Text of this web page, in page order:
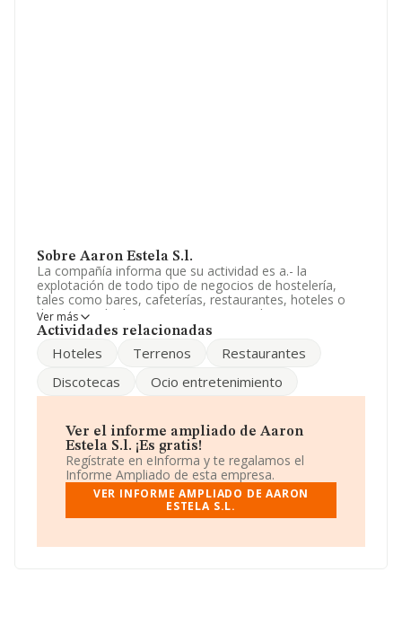
Sobre Aaron Estela S.l.
La compañía informa que su actividad es a.- la
explotación de todo tipo de negocios de hostelería,
tales como bares, cafeterías, restaurantes, hoteles o
discotecas. b.- la compra-venta, arrendamiento y
subarrendamiento de toda clase de terrenos, locales,
CNAE: 4621 - 'Comercio al por mayor de cereales,
La empresa no tiene actividad en mercados exteriores.
B54231048, está situada en Calle José Bernad Amoros
núm. 22 At, (03205), en el municipio de Elche, Alicante,
Comunidad Valenciana.
Con los datos a disposición de INFORMA sobre 12.199
empresas pertenecientes al sector, en el ámbito
nacional la facturación alcanza la cifra de 26.805
es de 2 millones de euros de ventas. Con el fin de
Ver más
Actividades relacionadas
Hoteles Terrenos
Restaurantes
Discotecas
Ocio entretenimiento
Ver el informe ampliado de Aaron
Estela S.l. ¡Es gratis!
Regístrate en eInforma y te regalamos el
Informe Ampliado de esta empresa.
VER INFORME AMPLIADO DE AARON
ESTELA S.L.